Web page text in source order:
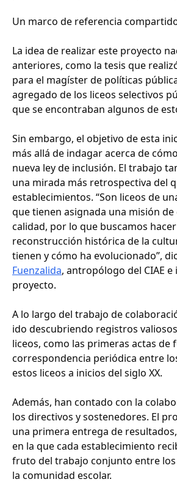
Un marco de referencia
La idea de realizar este proyecto
anteriores, como la tesis que
para el magíster de políticas
agregado de los liceos selectivos
que se encontraban algunos de
Sin embargo, el objetivo de esta
más allá de indagar acerca de
nueva ley de inclusión. El trabajo
una mirada más retrospectiva del
establecimientos. “Son liceos de
que tienen asignada una misión de
calidad, por lo que buscamos
reconstrucción histórica de la
tienen y cómo ha evolucionado”,
Fuenzalida, antropólogo del CIAE
proyecto.
A lo largo del trabajo de
ido descubriendo registros
liceos, como las primeras actas de
correspondencia periódica entre
estos liceos a inicios del siglo XX.
Además, han contado con la
los directivos y sostenedores. El
una primera entrega de
en la que cada establecimiento
fruto del trabajo conjunto entre
la comunidad escolar.